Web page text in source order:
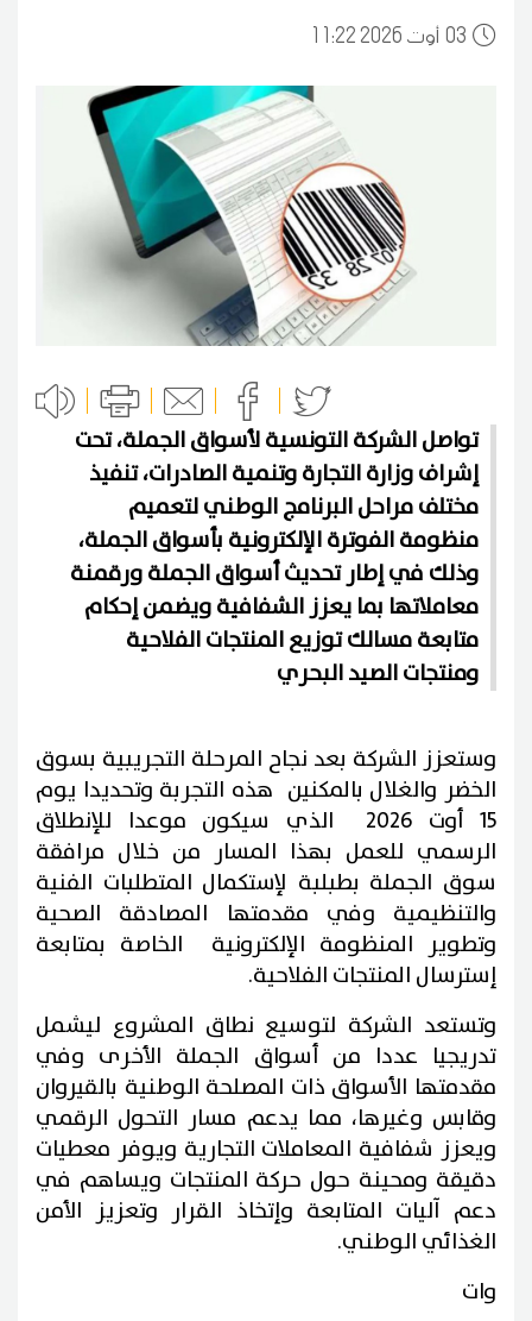
0311:22 2026 أوت
تواصل الشركة التونسية لأسواق الجملة، تحت
إشراف وزارة التجارة وتنمية الصادرات، تنفيذ
مختلف مراحل البرنامج الوطني لتعميم
منظومة الفوترة الإلكترونية بأسواق الجملة،
وذلك في إطار تحديث أسواق الجملة ورقمنة
معاملاتها بما يعزز الشفافية ويضمن إحكام
متابعة مسالك توزيع المنتجات الفلاحية
ومنتجات الصيد البحري
وستعزز الشركة بعد نجاح المرحلة التجريبية بسوق
الخضر والغلال بالمكنين هذه التجربة وتحديدا يوم
15 أوت 2026 الذي سيكون موعدا للإنطلاق
الرسمي للعمل بهذا المسار من خلال مرافقة
سوق الجملة بطبلبة لإستكمال المتطلبات الفنية
والتنظيمية وفي مقدمتها المصادقة الصحية
وتطوير المنظومة الإلكترونية الخاصة بمتابعة
إسترسال المنتجات الفلاحية.
وتستعد الشركة لتوسيع نطاق المشروع ليشمل
تدريجيا عددا من أسواق الجملة الأخرى وفي
مقدمتها الأسواق ذات المصلحة الوطنية بالقيروان
وقابس وغيرها، مما يدعم مسار التحول الرقمي
ويعزز شفافية المعاملات التجارية ويوفر معطيات
دقيقة ومحينة حول حركة المنتجات ويساهم في
دعم آليات المتابعة وإتخاذ القرار وتعزيز الأمن
الغذائي الوطني.
وات